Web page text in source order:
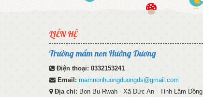
LIÊN HỆ
Trường mầm non Hướng Dương
Điện thoại: 0332153241
Email: mamnonhuongduongds@gmail.com
Địa chỉ: Bon Bu Rwah - Xã Đức An - Tỉnh Lâm Đồng